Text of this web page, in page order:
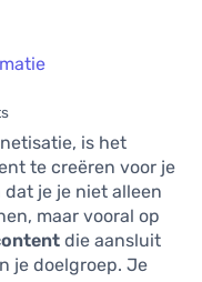
is het
te creëren voor je
je je niet alleen
maar vooral op
die aansluit
je doelgroep. Je